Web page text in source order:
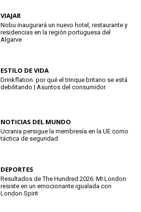
VIAJAR
Nobu inaugurará un nuevo hotel, restaurante y
residencias en la región portuguesa del
Algarve
ESTILO DE VIDA
Drinkflation: por qué el trinque britano se está
debilitando | Asuntos del consumidor
NOTICIAS DEL MUNDO
Ucrania persigue la membresía en la UE como
táctica de seguridad
DEPORTES
Resultados de The Hundred 2026: MI London
resiste en un emocionante igualada con
London Spirit